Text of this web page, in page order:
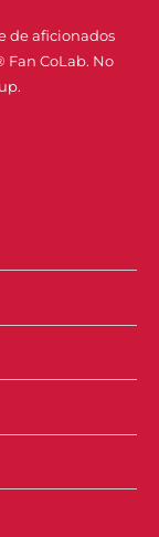
de aficionados
Fan CoLab. No